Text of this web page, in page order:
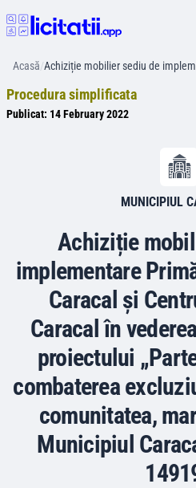
Acasă/Achiziție mobilier sediu de
Procedura simplificata
Publicat: 14 February 2022
MUNICIPIUL
Achiziție
implementare
Caracal și
Caracal în
proiectului
combaterea
comunitatea,
Municipiul